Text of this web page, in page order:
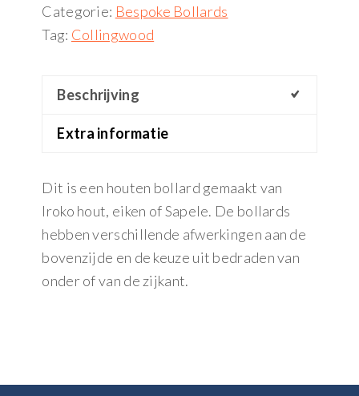
Categorie: Bespoke Bollards
Tag: Collingwood
Beschrijving
Extra informatie
Dit is een houten bollard gemaakt van
Iroko hout, eiken of Sapele. De bollards
hebben verschillende afwerkingen aan de
bovenzijde en de keuze uit bedraden van
onder of van de zijkant.